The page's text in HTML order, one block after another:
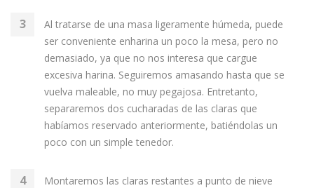
Al tratarse de una masa ligeramente húmeda, puede
ser conveniente enharina un poco la mesa, pero no
demasiado, ya que no nos interesa que cargue
excesiva harina. Seguiremos amasando hasta que se
vuelva maleable, no muy pegajosa. Entretanto,
separaremos dos cucharadas de las claras que
habíamos reservado anteriormente, batiéndolas un
poco con un simple tenedor.
Montaremos las claras restantes a punto de nieve